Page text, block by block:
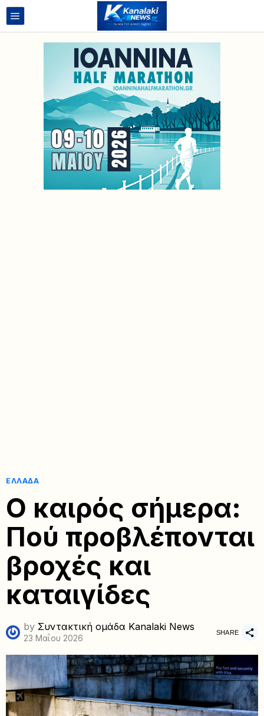
ΕΛΛΆΔΑ
Ο καιρός σήμερα:
Πού προβλέπονται
βροχές και
καταιγίδες
by Συντακτική ομάδα Kanalaki News
23 Μαΐου 2026
SHARE